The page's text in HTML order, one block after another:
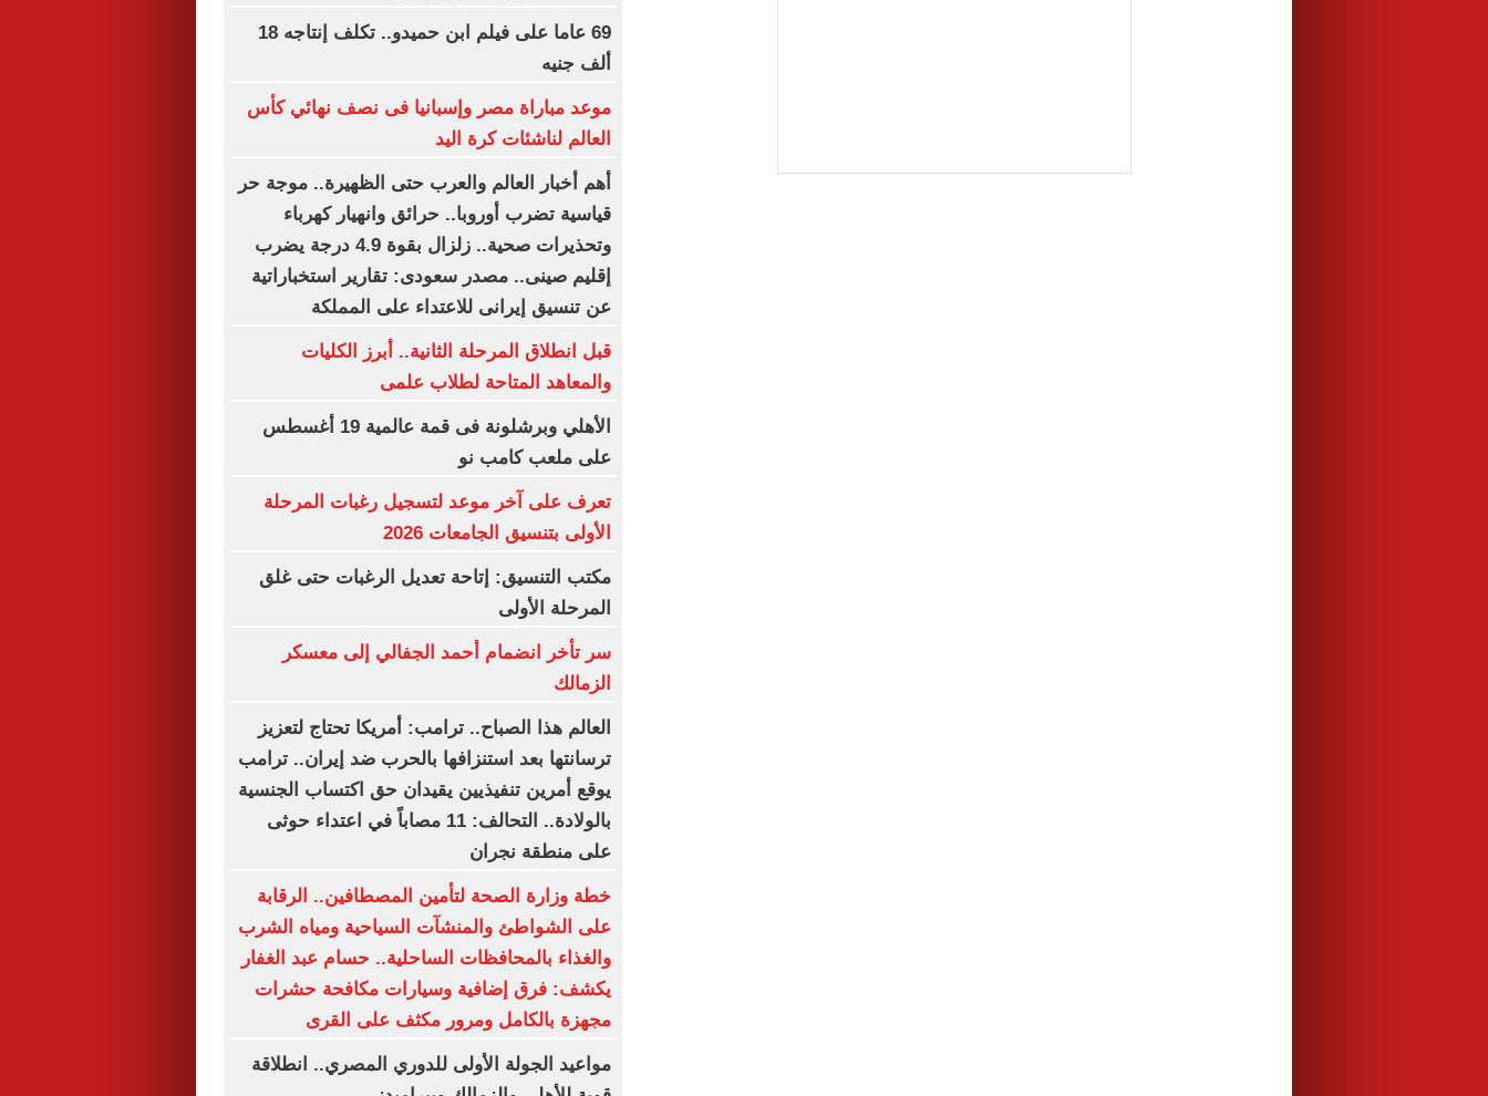
69 عاما على فيلم ابن حميدو.. تكلف إنتاجه 18
ألف جنيه
موعد مباراة مصر وإسبانيا فى نصف نهائي كأس
العالم لناشئات كرة اليد
أهم أخبار العالم والعرب حتى الظهيرة.. موجة حر
قياسية تضرب أوروبا.. حرائق وانهيار كهرباء
وتحذيرات صحية.. زلزال بقوة 4.9 درجة يضرب
إقليم صينى.. مصدر سعودى: تقارير استخباراتية
عن تنسيق إيرانى للاعتداء على المملكة
قبل انطلاق المرحلة الثانية.. أبرز الكليات
والمعاهد المتاحة لطلاب علمى
الأهلي وبرشلونة فى قمة عالمية 19 أغسطس
على ملعب كامب نو
تعرف على آخر موعد لتسجيل رغبات المرحلة
الأولى بتنسيق الجامعات 2026
مكتب التنسيق: إتاحة تعديل الرغبات حتى غلق
المرحلة الأولى
سر تأخر انضمام أحمد الجفالي إلى معسكر
الزمالك
العالم هذا الصباح.. ترامب: أمريكا تحتاج لتعزيز
ترسانتها بعد استنزافها بالحرب ضد إيران.. ترامب
يوقع أمرين تنفيذيين يقيدان حق اكتساب الجنسية
بالولادة.. التحالف: 11 مصاباً في اعتداء حوثى
على منطقة نجران
خطة وزارة الصحة لتأمين المصطافين.. الرقابة
على الشواطئ والمنشآت السياحية ومياه الشرب
والغذاء بالمحافظات الساحلية.. حسام عبد الغفار
يكشف: فرق إضافية وسيارات مكافحة حشرات
مجهزة بالكامل ومرور مكثف على القرى
مواعيد الجولة الأولى للدوري المصري.. انطلاقة